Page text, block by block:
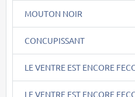
MOUTON NOIR
CONCUPISSANT
LE VENTRE EST ENCORE
LE VENTRE EST ENCORE